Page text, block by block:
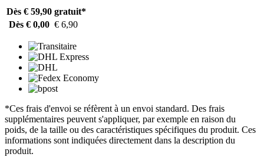
Dès € 59,90 gratuit*
Dès € 0,00 € 6,90
*Ces frais d'envoi se réfèrent à un envoi standard. Des frais
supplémentaires peuvent s'appliquer, par exemple en raison du
poids, de la taille ou des caractéristiques spécifiques du produit. Ces
informations sont indiquées directement dans la description du
produit.